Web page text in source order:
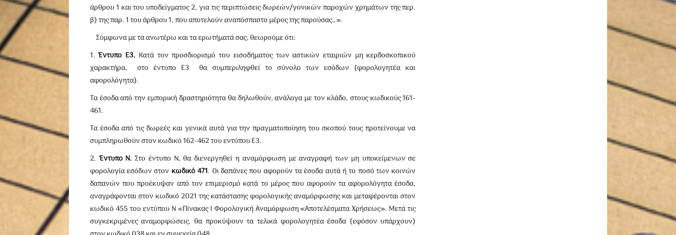
άρθρου 1 και του υποδείγματος 2, για τις περιπτώσεις δωρεών/γονικών παροχών χρημάτων της περ.
β) της παρ. 1 του άρθρου 1, που αποτελούν αναπόσπαστο μέρος της παρούσας…».
Σύμφωνα με τα ανωτέρω και τα ερωτήματά σας, θεωρούμε ότι:
1.Έντυπο Ε3. Κατά τον προσδιορισμό του εισοδήματος των αστικών εταιριών μη κερδοσκοπικού
χαρακτήρα, στο έντυπο Ε3 θα συμπεριληφθεί το σύνολο των εσόδων (φορολογητέα και
αφορολόγητα).
Τα έσοδα από την εμπορική δραστηριότητα θα δηλωθούν, ανάλογα με τον κλάδο, στους κωδικούς 161-
461.
Τα έσοδα από τις δωρεές και γενικά αυτά για την πραγματοποίηση του σκοπού τους προτείνουμε να
συμπληρωθούν στον κωδικό 162-462 του εντύπου Ε3.
2. Έντυπο Ν.Στο έντυπο Ν, θα διενεργηθεί η αναμόρφωση με αναγραφή των μη υποκείμενων σε
φορολογία εσόδων στον κωδικό 471. Οι δαπάνες που αφορούν τα έσοδα αυτά ή το ποσό των κοινών
δαπανών που προέκυψαν από τον επιμερισμό κατά το μέρος που αφορούν τα αφορολόγητα έσοδα,
αναγράφονται στον κωδικό 2021 της κατάστασης φορολογικής αναμόρφωσης και μεταφέρονται στον
κωδικό 455 του εντύπου Ν «Πίνακας Ι Φορολογική Αναμόρφωση «Αποτελέσματα Χρήσεως». Μετά τις
συγκεκριμένες αναμορφώσεις, θα προκύψουν τα τελικά φορολογητέα έσοδα (εφόσον υπάρχουν)